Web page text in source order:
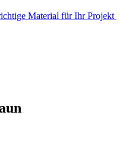
Material für Ihr Projekt